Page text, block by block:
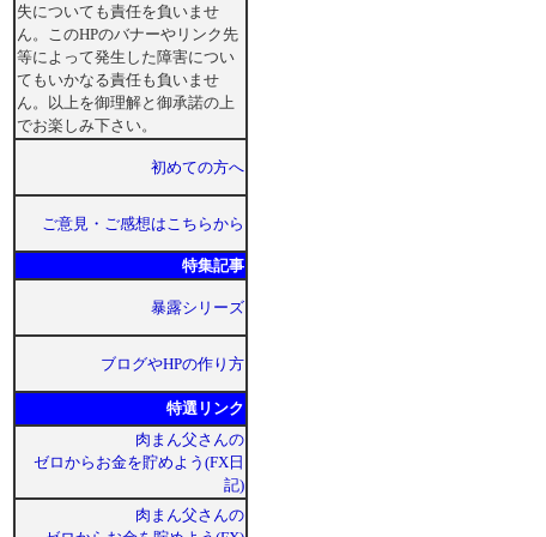
失についても責任を負いませ
ん。このHPのバナーやリンク先
等によって発生した障害につい
てもいかなる責任も負いませ
ん。以上を御理解と御承諾の上
でお楽しみ下さい。
初めての方へ
ご意見・ご感想はこちらから
特集記事
暴露シリーズ
ブログやHPの作り方
特選リンク
肉まん父さんの
ゼロからお金を貯めよう(FX日
記)
肉まん父さんの